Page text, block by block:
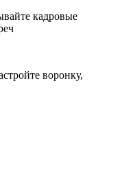
кадровые
воронку,